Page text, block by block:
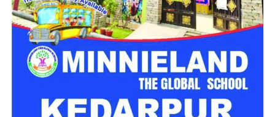
महिला सशक्तिकरण एवं बाल विकास विभागके निदेशक आईएएस बंशीलाल
राणा के मुताबिक, नारी निकेतन में आने वाली कई महिलाएं और बच्चे खुद को
एक बंद संस्थान या जेल जैसी जगह पर महसूस करते हैं। यही वजह है कि
कई बार बच्चे वहां से निकलने या भागने की कोशिश तक करने लगते हैं।
इसी समस्या को ध्यान में रखते हुए विभाग अब ऐसा इंफ्रास्ट्रक्चर तैयार
करने की दिशा में काम कर रहा है, जहां रहने वाले लोगों को संस्थागत माहौल
के बजाय परिवार जैसा वातावरण मिल सके।